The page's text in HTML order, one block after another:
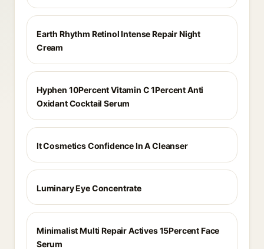
Earth Rhythm Retinol Intense Repair Night
Cream
Hyphen 10Percent Vitamin C 1Percent Anti
Oxidant Cocktail Serum
It Cosmetics Confidence In A Cleanser
Luminary Eye Concentrate
Minimalist Multi Repair Actives 15Percent Face
Serum